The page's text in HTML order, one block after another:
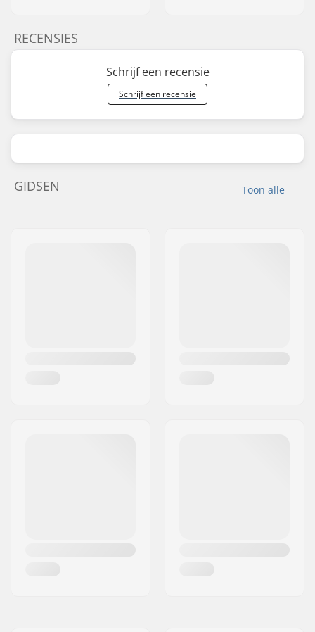
RECENSIES
Schrijf een recensie
Schrijf een recensie
Toon alle
GIDSEN